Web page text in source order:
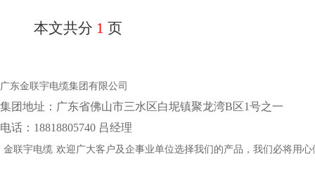
本文共分 1 页
广东金联宇电缆集团有限公司
集团地址：‌广东省佛山市三水区白坭镇聚龙湾B区1号之一
电话：18818805740 吕经理
金联宇电缆 欢迎广大客户及企事业单位选择我们的产品，我们必将用心